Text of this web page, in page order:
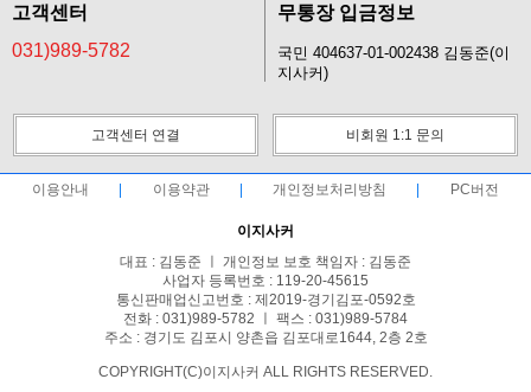
고객센터
031)989-5782
무통장 입금정보
국민 404637-01-002438 김동준(이
지사커)
고객센터 연결 비회원 1:1 문의
이용안내 이용약관 개인정보처리방침 PC버전
이지사커
대표 : 김동준 ㅣ 개인정보 보호 책임자 : 김동준
사업자 등록번호 : 119-20-45615
통신판매업신고번호 : 제2019-경기김포-0592호
전화 : 031)989-5782 ㅣ 팩스 : 031)989-5784
주소 : 경기도 김포시 양촌읍 김포대로1644, 2층 2호
COPYRIGHT(C)이지사커 ALL RIGHTS RESERVED.